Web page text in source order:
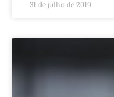
31 de julho de 2019